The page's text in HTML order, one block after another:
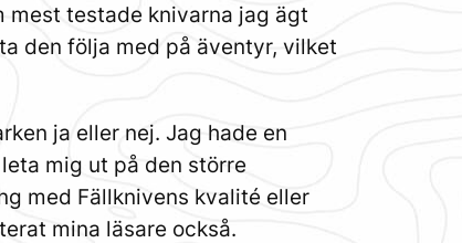
mest testade knivarna jag ägt
den följa med på äventyr, vilket
ja eller nej. Jag hade en
mig ut på den större
med Fällknivens kvalité eller
mina läsare också.